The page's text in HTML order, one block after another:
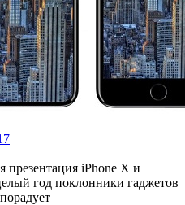
презентация iPhone X и
год поклонники гаджетов